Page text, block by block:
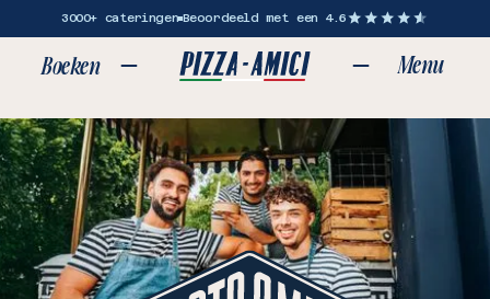
3000+ cateringen Beoordeeld met een 4.6
Boeken
Menu